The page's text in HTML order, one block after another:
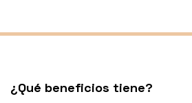
¿Qué beneficios tiene?